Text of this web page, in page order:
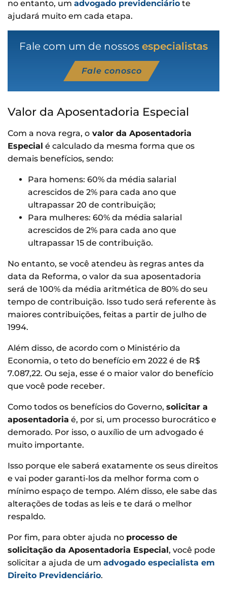
no entanto, um advogado previdenciário te
ajudará muito em cada etapa.
Fale com um de nossos especialistas
Fale conosco
Valor da Aposentadoria Especial
Com a nova regra, o valor da Aposentadoria
Especial é calculado da mesma forma que os
demais benefícios, sendo:
Para homens: 60% da média salarial
acrescidos de 2% para cada ano que
ultrapassar 20 de contribuição;
Para mulheres: 60% da média salarial
acrescidos de 2% para cada ano que
ultrapassar 15 de contribuição.
No entanto, se você atendeu às regras antes da
data da Reforma, o valor da sua aposentadoria
será de 100% da média aritmética de 80% do seu
tempo de contribuição. Isso tudo será referente às
maiores contribuições, feitas a partir de julho de
1994.
Além disso, de acordo com o Ministério da
Economia, o teto do benefício em 2022 é de R$
7.087,22. Ou seja, esse é o maior valor do benefício
que você pode receber.
Como todos os benefícios do Governo, solicitar a
aposentadoria é, por si, um processo burocrático e
demorado. Por isso, o auxílio de um advogado é
muito importante.
Isso porque ele saberá exatamente os seus direitos
e vai poder garanti-los da melhor forma com o
mínimo espaço de tempo. Além disso, ele sabe das
alterações de todas as leis e te dará o melhor
respaldo.
Por fim, para obter ajuda no processo de
solicitação da Aposentadoria Especial, você pode
solicitar a ajuda de um advogado especialista em
Direito Previdenciário.